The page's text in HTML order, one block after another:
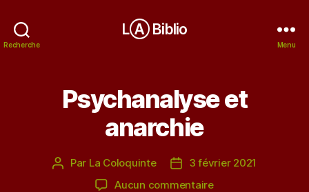
Recherche
LⒶ Biblio
Menu
Psychanalyse et
anarchie
Auteur
Par La Coloquinte
Date3 février 2021
Aucun commentairesur